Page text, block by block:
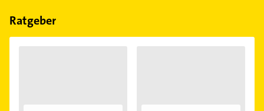
Feiertagen abweichen können.
Ratgeber